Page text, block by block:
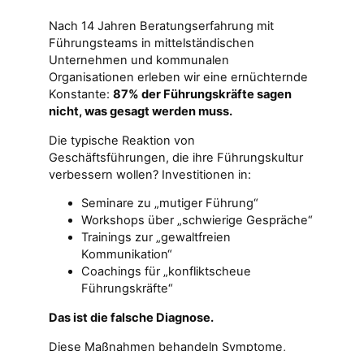
Nach 14 Jahren Beratungserfahrung mit
Führungsteams in mittelständischen
Unternehmen und kommunalen
Organisationen erleben wir eine ernüchternde
Konstante: 87% der Führungskräfte sagen
nicht, was gesagt werden muss.
Die typische Reaktion von
Geschäftsführungen, die ihre Führungskultur
verbessern wollen? Investitionen in:
Seminare zu „mutiger Führung“
Workshops über „schwierige Gespräche“
Trainings zur „gewaltfreien
Kommunikation“
Coachings für „konfliktscheue
Führungskräfte“
Das ist die falsche Diagnose.
Diese Maßnahmen behandeln Symptome,